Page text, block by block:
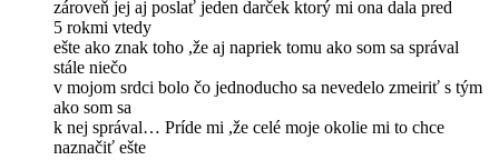
zároveň jej aj poslať jeden darček ktorý mi ona dala pred
5 rokmi vtedy
ešte ako znak toho ,že aj napriek tomu ako som sa správal
stále niečo
v mojom srdci bolo čo jednoducho sa nevedelo zmeiriť s tým
ako som sa
k nej správal… Príde mi ,že celé moje okolie mi to chce
naznačiť ešte